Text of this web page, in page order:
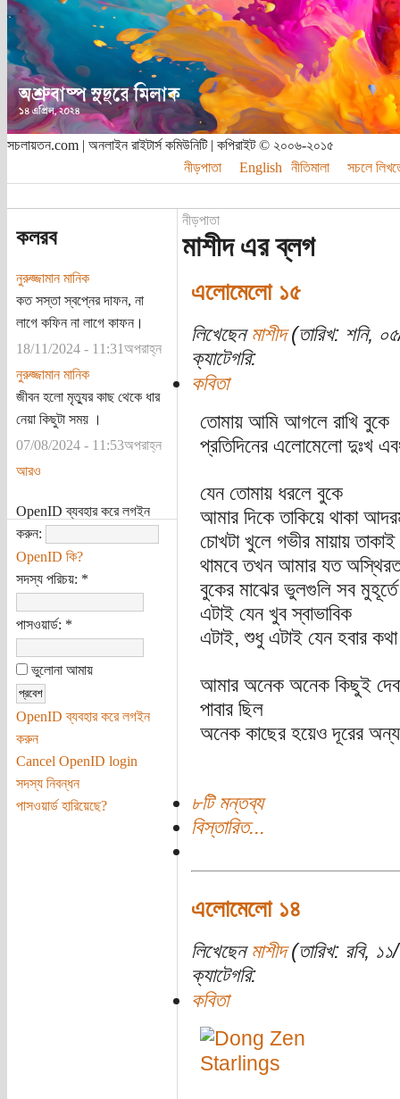
সচলায়তন.com | অনলাইন রাইটার্স কমিউনিটি | কপিরাইট © ২০০৬-২০১৫
নীড়পাতা
English নীতিমালা সচলে
কলরব
নুরুজ্জামান মানিক
কত সস্তা স্বপ্নের দাফন, না
লাগে কফিন না লাগে কাফন।
18/11/2024 - 11:31অপরাহ্ন
নুরুজ্জামান মানিক
জীবন হলো মৃত্যুর কাছ থেকে ধার
নেয়া কিছুটা সময় ।
07/08/2024 - 11:53অপরাহ্ন
আরও
OpenID ব্যবহার করে লগইন
করুন:
OpenID কি?
সদস্য পরিচয়: *
পাসওয়ার্ড: *
ভুলোনা আমায়
OpenID ব্যবহার করে লগইন
করুন
Cancel OpenID login
সদস্য নিবন্ধন
পাসওয়ার্ড হারিয়েছে?
নীড়পাতা
মাশীদ এর ব্লগ
এলোমেলো ১৫
লিখেছেন মাশীদ(তারিখ: শনি,
ক্যাটেগরি:
কবিতা
তোমায় আমি আগলে রাখি বুকে
প্রতিদিনের এলোমেলো দুঃখ
যেন তোমায় ধরলে বুকে
আমার দিকে তাকিয়ে থাকা
চোখটা খুলে গভীর মায়ায়
থামবে তখন আমার যত
বুকের মাঝের ভুলগুলি সব মুহূর্তে
এটাই যেন খুব স্বাভাবিক
এটাই, শুধু এটাই যেন হবার
আমার অনেক অনেক কিছুই
পাবার ছিল
অনেক কাছের হয়েও দূরের অন্য
৮টি মন্তব্য
বিস্তারিত...
এলোমেলো ১৪
লিখেছেন মাশীদ(তারিখ: রবি,
ক্যাটেগরি:
কবিতা